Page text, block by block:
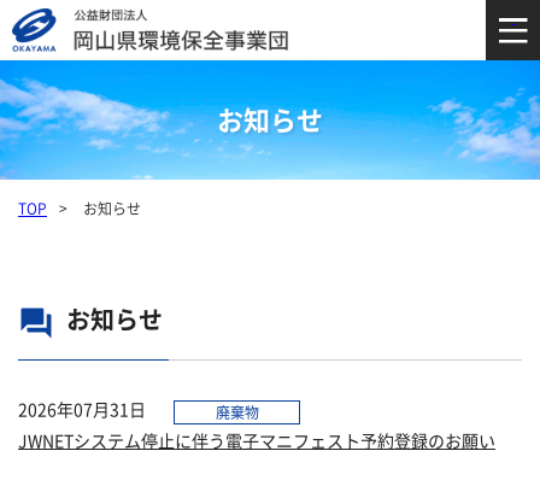
お知らせ
TOP お知らせ
question_answer お知らせ
2026年07月31日 廃棄物
JWNETシステム停止に伴う電子マニフェスト予約登録のお願い